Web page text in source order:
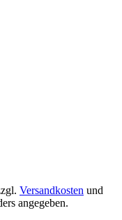
Versandkosten und
angegeben.